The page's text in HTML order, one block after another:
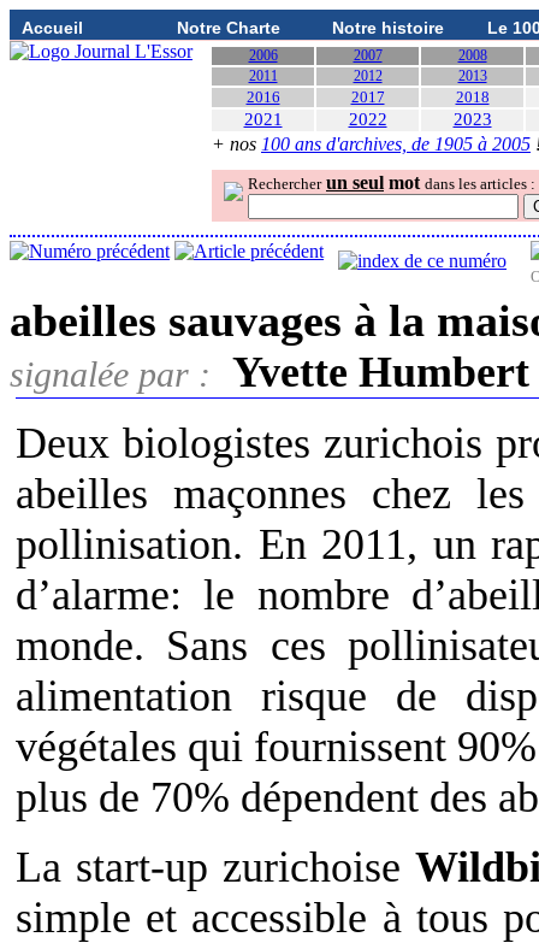
Accueil Notre Charte Notre histoire Le
2006 2007
2008
2011
2012 2013
2016 2017 2018
2021 2022 2023
+ nos 100 ans d'archives, de 1905 à 2005
Rechercher un seul mot dans les articles :
abeilles sauvages à la
signalée par :
Yvette
Deux biologistes zurichois
abeilles maçonnes chez
pollinisation. En 2011, un
d’alarme: le nombre
monde. Sans ces
alimentation risque de
végétales qui fournissent
plus de 70% dépendent des
La start-up zurichoise
simple et accessible à tous